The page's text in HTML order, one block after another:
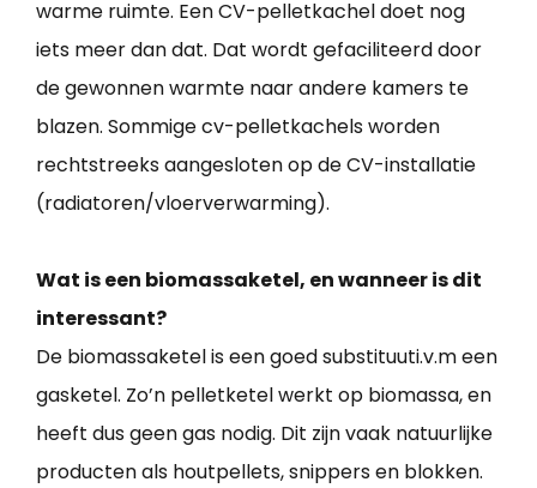
warme ruimte. Een CV-pelletkachel doet nog
iets meer dan dat. Dat wordt gefaciliteerd door
de gewonnen warmte naar andere kamers te
blazen. Sommige cv-pelletkachels worden
rechtstreeks aangesloten op de CV-installatie
(radiatoren/vloerverwarming).
Wat is een biomassaketel, en wanneer is dit
interessant?
De biomassaketel is een goed substituuti.v.m een
gasketel. Zo’n pelletketel werkt op biomassa, en
heeft dus geen gas nodig. Dit zijn vaak natuurlijke
producten als houtpellets, snippers en blokken.